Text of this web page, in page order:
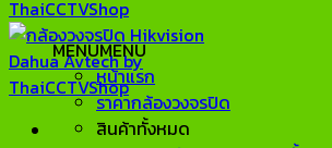
MENUMENU
หน้าแรก
ราคากล้องวงจรปิด
สินค้าทั้งหมด